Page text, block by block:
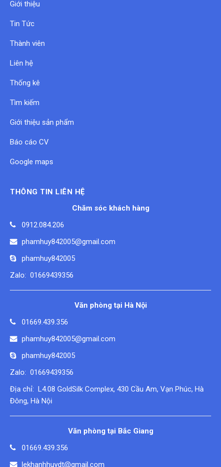
Giới thiệu
Tin Tức
Thành viên
Liên hệ
Thống kê
Tìm kiếm
Giới thiệu sản phẩm
Báo cáo CV
Google maps
THÔNG TIN LIÊN HỆ
Chăm sóc khách hàng
0912.084.206
phamhuy842005@gmail.com
phamhuy842005
Zalo: 01669439356
Văn phòng tại Hà Nội
01669.439.356
phamhuy842005@gmail.com
phamhuy842005
Zalo: 01669439356
Địa chỉ: L4.08 GoldSilk Complex, 430 Cầu Am, Vạn Phúc, Hà
Đông, Hà Nội
Văn phòng tại Bắc Giang
01669.439.356
lekhanhhuydt@gmail.com